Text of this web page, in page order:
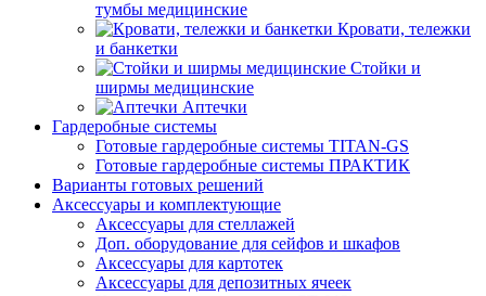
тумбы медицинские
Кровати, тележки
и банкетки
Стойки и
ширмы медицинские
Аптечки
Гардеробные системы
Готовые гардеробные системы TITAN-GS
Готовые гардеробные системы ПРАКТИК
Варианты готовых решений
Аксессуары и комплектующие
Аксессуары для стеллажей
Доп. оборудование для сейфов и шкафов
Аксессуары для картотек
Аксессуары для депозитных ячеек